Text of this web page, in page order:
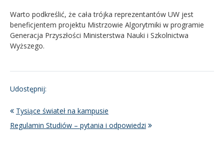
Warto podkreślić, że cała trójka reprezentantów UW jest
beneficjentem projektu Mistrzowie Algorytmiki w programie
Generacja Przyszłości Ministerstwa Nauki i Szkolnictwa
Wyższego.
Udostępnij:
Tysiące świateł na kampusie
Regulamin Studiów – pytania i odpowiedzi